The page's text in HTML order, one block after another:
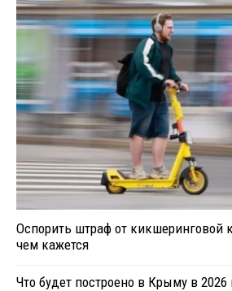
Оспорить штраф от кикшеринговой
чем кажется
Что будет построено в Крыму в 2026